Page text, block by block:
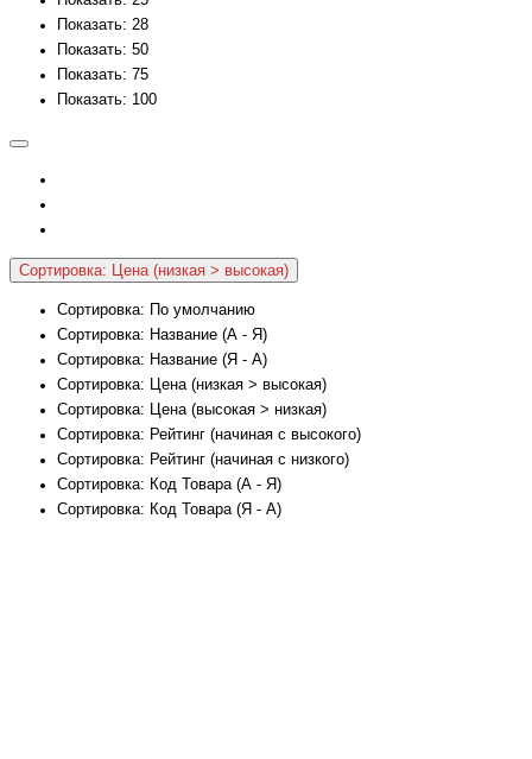
Показать: 28
Показать: 50
Показать: 75
Показать: 100
Сортировка: Цена (низкая > высокая)
Сортировка: По умолчанию
Сортировка: Название (А - Я)
Сортировка: Название (Я - А)
Сортировка: Цена (низкая > высокая)
Сортировка: Цена (высокая > низкая)
Сортировка: Рейтинг (начиная с высокого)
Сортировка: Рейтинг (начиная с низкого)
Сортировка: Код Товара (А - Я)
Сортировка: Код Товара (Я - А)